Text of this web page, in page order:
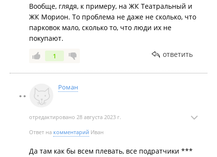
Вообще, глядя, к примеру, на ЖК Театральный и
ЖК Морион. То проблема не даже не сколько, что
парковок мало, сколько то, что люди их не
покупают.
1 ответить
Роман
отредактировано 28 августа 2023 г.
Ответ на комментарий Иван
Да там как бы всем плевать, все подратчики ***